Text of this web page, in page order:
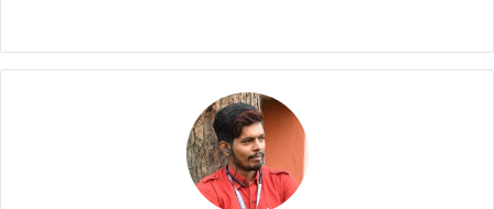
c
e
itt
er
ai
l
at
s
A
p
p
ar
e